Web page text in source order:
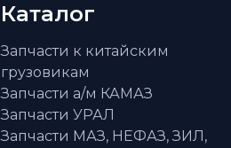
Каталог
Запчасти к китайским
грузовикам
Запчасти а/м КАМАЗ
Запчасти УРАЛ
Запчасти МАЗ, НЕФАЗ, ЗИЛ,